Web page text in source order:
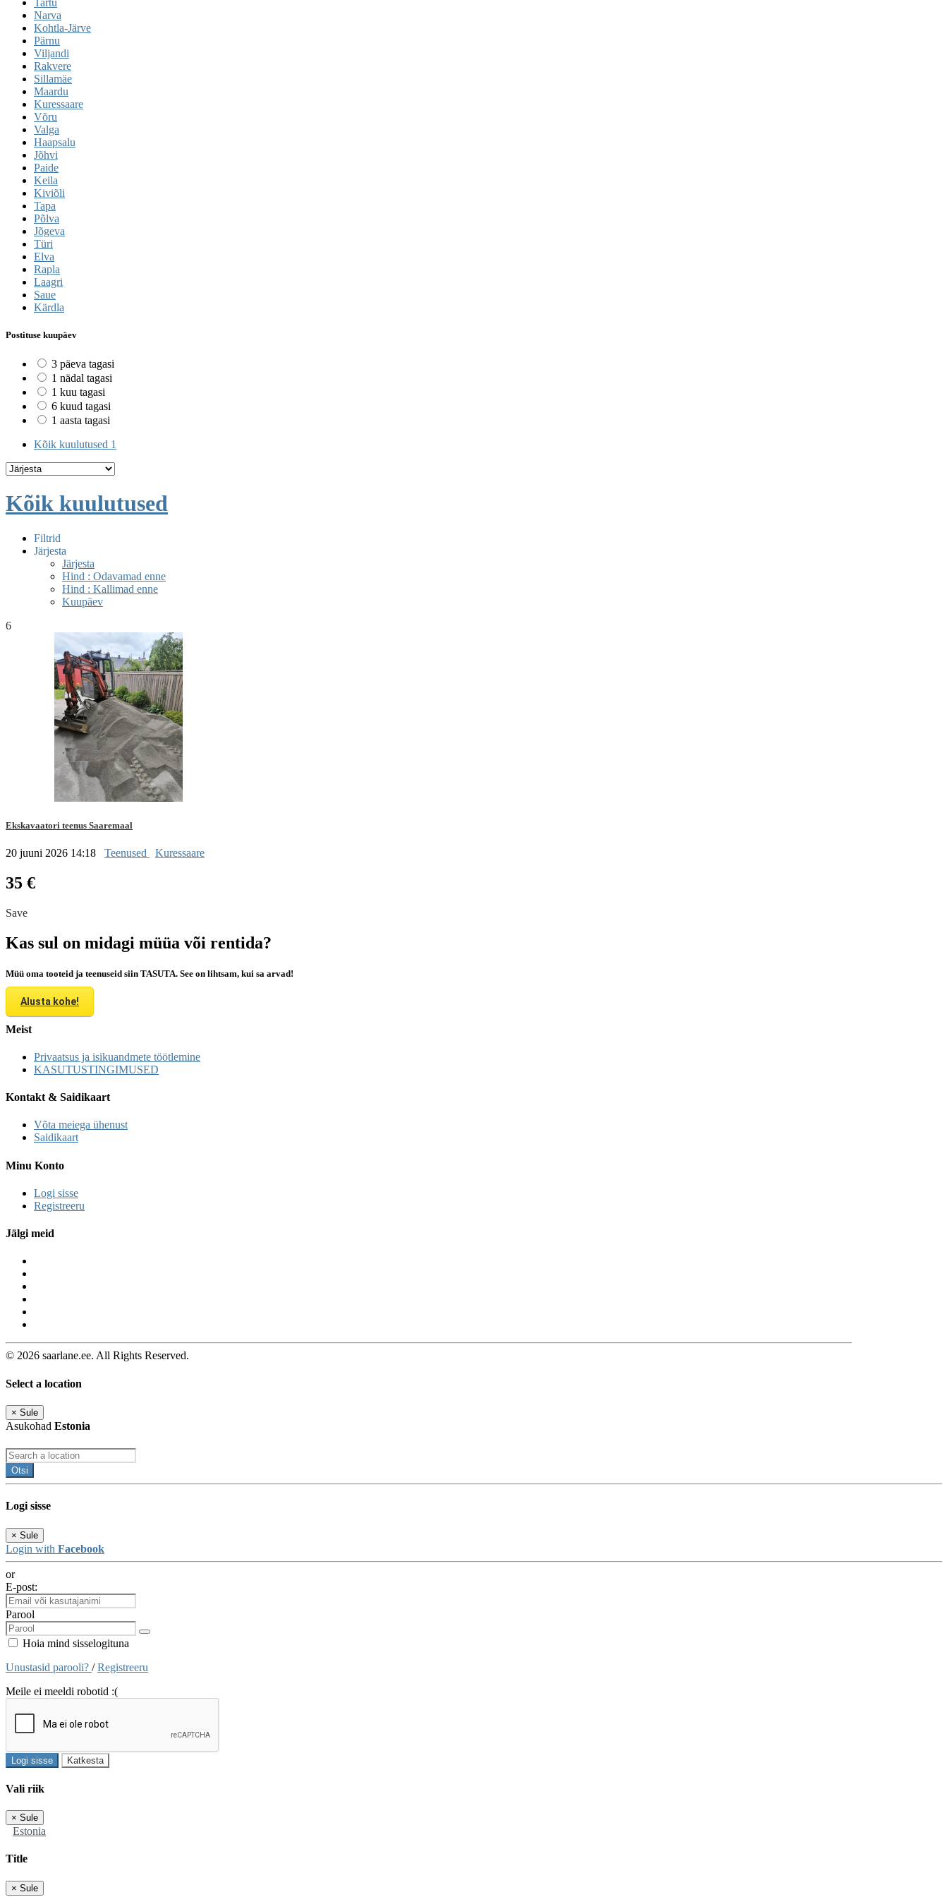
Narva
Kohtla-Järve
Pärnu
Viljandi
Rakvere
Sillamäe
Maardu
Kuressaare
Võru
Valga
Haapsalu
Jõhvi
Paide
Keila
Kiviõli
Tapa
Põlva
Jõgeva
Türi
Elva
Rapla
Laagri
Saue
Kärdla
Postituse kuupäev
3 päeva tagasi
1 nädal tagasi
1 kuu tagasi
6 kuud tagasi
1 aasta tagasi
Kõik kuulutused 1
Kõik kuulutused
Filtrid
Järjesta
Järjesta
Hind : Odavamad enne
Hind : Kallimad enne
Kuupäev
6
Ekskavaatori teenus Saaremaal
20 juuni 2026 14:18 Teenused Kuressaare
35 €
Save
Kas sul on midagi müüa või rentida?
Müü oma tooteid ja teenuseid siin TASUTA. See on lihtsam, kui sa arvad!
Alusta kohe!
Meist
Privaatsus ja isikuandmete töötlemine
KASUTUSTINGIMUSED
Kontakt & Saidikaart
Võta meiega ühenust
Saidikaart
Minu Konto
Logi sisse
Registreeru
Jälgi meid
© 2026 saarlane.ee. All Rights Reserved.
Select a location
× Sule
Asukohad Estonia
Otsi
Logi sisse
× Sule
Login with Facebook
or
E-post:
Parool
Hoia mind sisselogituna
Unustasid parooli? /Registreeru
Meile ei meeldi robotid :(
Logi sisse Katkesta
Vali riik
× Sule
Estonia
Title
× Sule